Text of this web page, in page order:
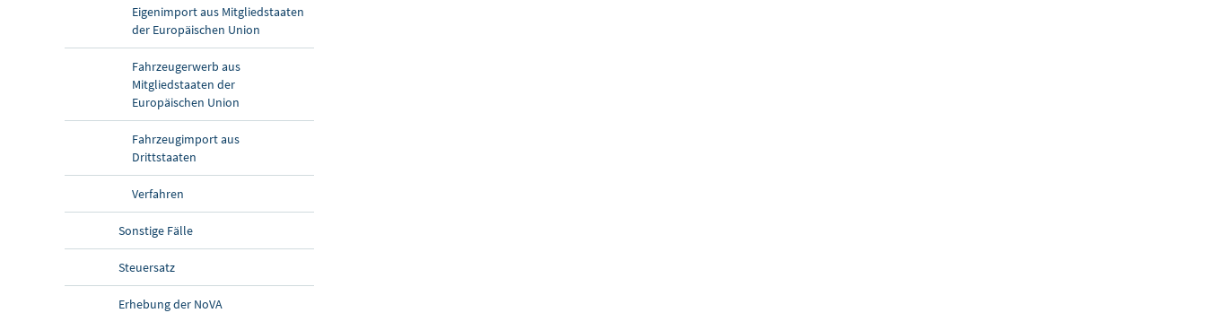
Eigenimport aus Mitgliedstaaten
der Europäischen Union
Fahrzeugerwerb aus
Mitgliedstaaten der
Europäischen Union
Fahrzeugimport aus
Drittstaaten
Verfahren
Sonstige Fälle
Steuersatz
Erhebung der NoVA